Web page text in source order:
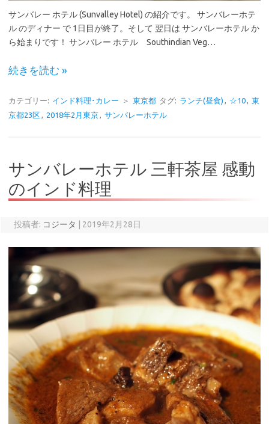
サンバレー ホテル (Sunvalley Hotel) の紹介です。 サンバレーホテ
ル のディナー で 1日目が終了。そして 翌日は サンバレーホテル か
ら始まりです！ サンバレー ホテル Southindian Veg…
続きを読む »
カテゴリー: インド料理･カレー ＞ 東京都 タグ: ランチ(昼食) , ☆10, 東
京都23区, 2018年2月東京, サンバレーホテル
サンバレーホテル 三軒茶屋 感動
のインド料理
投稿者: コジータ 2019年2月28日